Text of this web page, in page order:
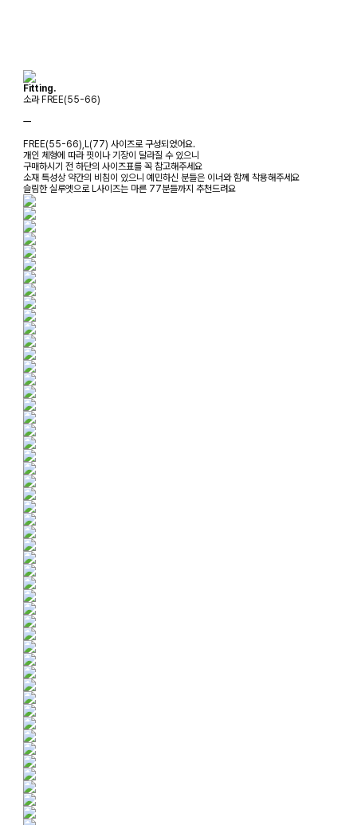
Fitting.
소라 FREE(55-66)
ㅡ
FREE(55-66),L(77) 사이즈로 구성되었어요.
개인 체형에 따라 핏이나 기장이 달라질 수 있으니
구매하시기 전 하단의 사이즈표를 꼭 참고해주세요
소재 특성상 약간의 비침이 있으니 예민하신 분들은 이너와 함께 착용해주세요
슬림한 실루엣으로 L사이즈는 마른 77분들까지 추천드려요